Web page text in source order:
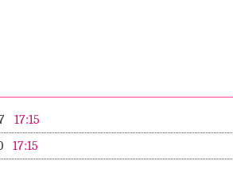
17:15
17:15